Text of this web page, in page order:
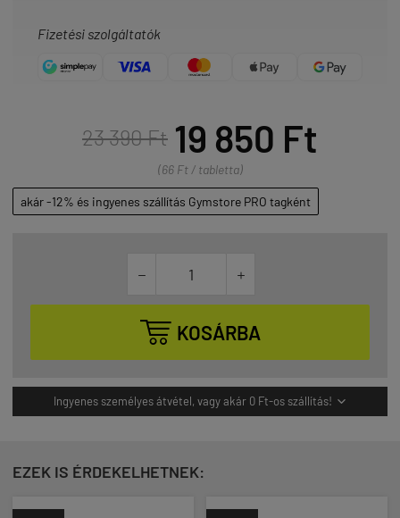
Fizetési szolgáltatók
23 390 Ft 19 850 Ft
(66 Ft / tabletta)
akár -12% és ingyenes szállítás Gymstore PRO tagként
 
 KOSÁRBA
Ingyenes személyes átvétel, vagy akár 0 Ft-os szállítás! 
EZEK IS ÉRDEKELHETNEK: